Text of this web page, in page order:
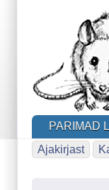
PARIMAD
Ajakirjast